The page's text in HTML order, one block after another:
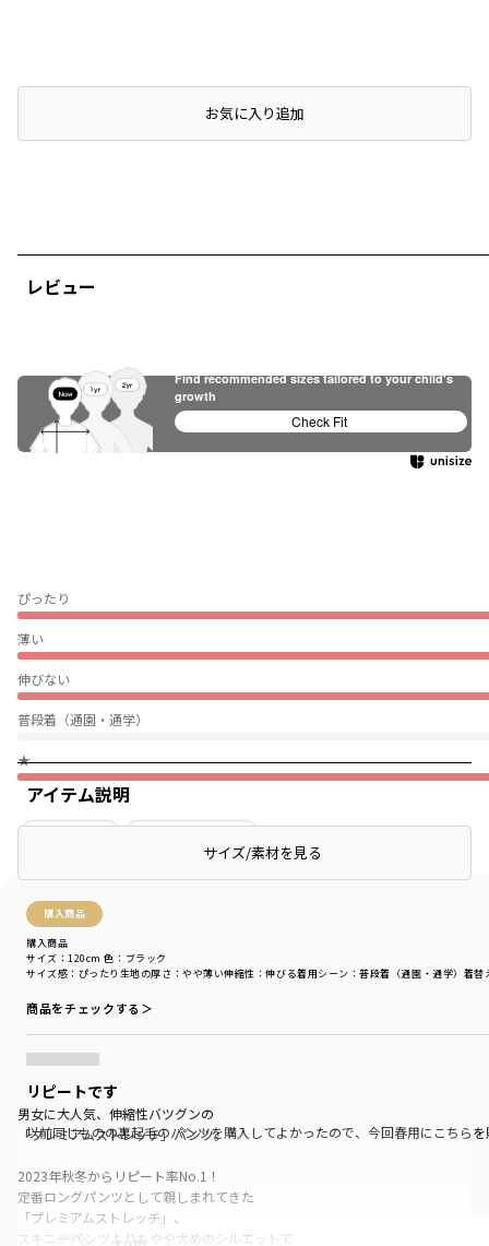
レビュー
ぴったり
薄い
伸びない
普段着（通園・通学）
★
購入商品
購入商品
サイズ感 ：ぴったり 生地の厚さ ：やや薄い伸縮性 ：伸びる着用シーン ：普段着（通園・通学） 着替
サイズ：120cm 色：ブラック
商品をチェックする＞
リピートです
以前同じものの裏起毛のパンツを購入してよかったので、今回春用にこちら
店頭在庫を確認するお気に入り追加
アイテム説明
サイズ/素材を見る
男女に大人気、伸縮性バツグンの
「プレミアムストレッチ」パンツ。
2023年秋冬からリピート率No.1！
定番ロングパンツとして親しまれてきた
「プレミアムストレッチ」、
スキニーパンツよりもやや太めのシルエットで
Find recommended sizes tailored to your child's
growth
Check Fit